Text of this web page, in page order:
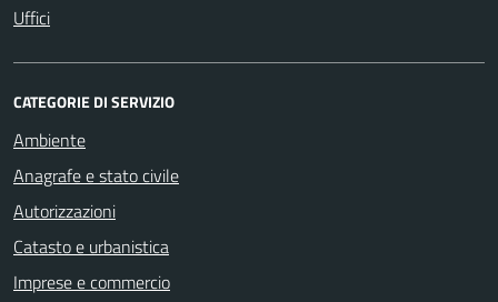
Uffici
CATEGORIE DI SERVIZIO
Ambiente
Anagrafe e stato civile
Autorizzazioni
Catasto e urbanistica
Imprese e commercio